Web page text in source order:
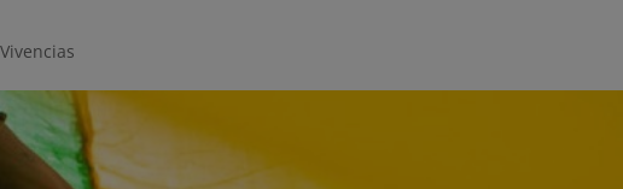
Vivencias